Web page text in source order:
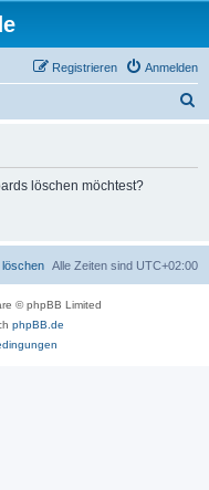
Anmelden
Registrieren
löschen möchtest?
Alle Zeiten sind UTC+02:00
löschen
© phpBB Limited
phpBB.de